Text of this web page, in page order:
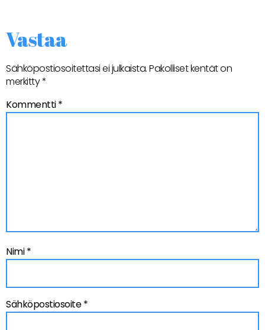
Vastaa
Sähköpostiosoitettasi ei julkaista.Pakolliset kentät on
merkitty*
Kommentti*
Nimi*
Sähköpostiosoite*